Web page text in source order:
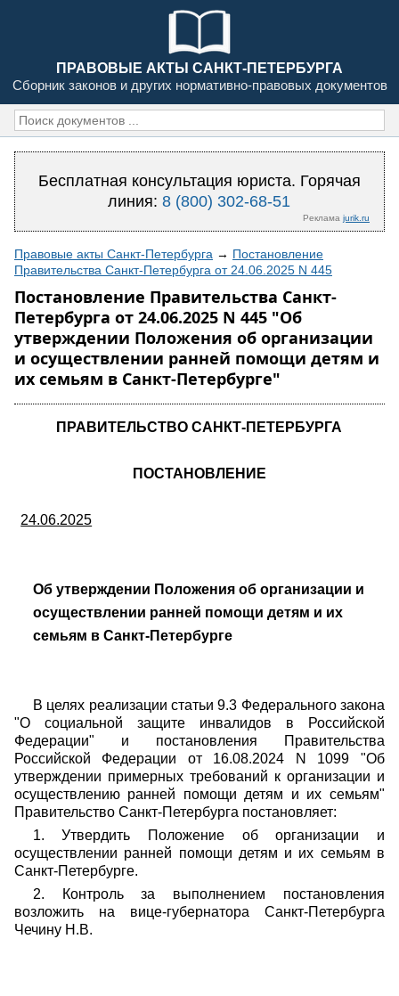
ПРАВОВЫЕ АКТЫ САНКТ-ПЕТЕРБУРГА
Сборник законов и других нормативно-правовых документов
Бесплатная консультация юриста. Горячая
линия:8 (800) 302-68-51
Реклама jurik.ru
Правовые акты Санкт-Петербурга → Постановление
Правительства Санкт-Петербурга от 24.06.2025 N 445
Постановление Правительства Санкт-
Петербурга от 24.06.2025 N 445 "Об
утверждении Положения об организации
и осуществлении ранней помощи детям и
их семьям в Санкт-Петербурге"
ПРАВИТЕЛЬСТВО САНКТ-ПЕТЕРБУРГА
ПОСТАНОВЛЕНИЕ
24.06.2025
Об утверждении Положения об организации и
осуществлении ранней помощи детям и их
семьям в Санкт-Петербурге
В целях реализации статьи 9.3 Федерального закона
"О социальной защите инвалидов в Российской
Федерации" и постановления Правительства
Российской Федерации от 16.08.2024 N 1099 "Об
утверждении примерных требований к организации и
осуществлению ранней помощи детям и их семьям"
Правительство Санкт-Петербурга постановляет:
1. Утвердить Положение об организации и
осуществлении ранней помощи детям и их семьям в
Санкт-Петербурге.
2. Контроль за выполнением постановления
возложить на вице-губернатора Санкт-Петербурга
Чечину Н.В.